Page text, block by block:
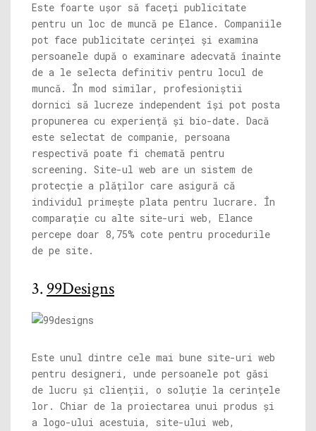
Este foarte ușor să faceți publicitate
pentru un loc de muncă pe Elance. Companiile
pot face publicitate cerinței și examina
persoanele după o examinare adecvată înainte
de a le selecta definitiv pentru locul de
muncă. În mod similar, profesioniștii
dornici să lucreze independent își pot posta
propunerea cu experiență și bio-date. Dacă
este selectat de companie, persoana
respectivă poate fi chemată pentru
screening. Site-ul web are un sistem de
protecție a plăților care asigură că
individul primește plata pentru lucrare. În
comparație cu alte site-uri web, Elance
percepe doar 8,75% cote pentru procedurile
de pe site.
3. 99Designs
Este unul dintre cele mai bune site-uri web
pentru designeri, unde persoanele pot găsi
de lucru și clienții, o soluție la cerințele
lor. Chiar de la proiectarea unui produs și
a logo-ului acestuia, site-ului web,